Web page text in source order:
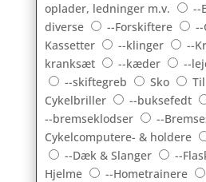
oplader, ledninger m.v.
--
diverse
--Forskiftere --
Kassetter
--klinger --
kranksæt
--kæder --
--skiftegreb
Sko
Cykelbriller
--buksefedt
--bremseklodser
--
Cykelcomputere- & holdere
--Dæk & Slanger
--
Hjelme
--Hometrainere